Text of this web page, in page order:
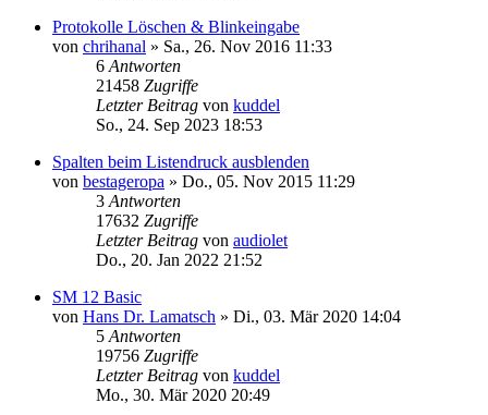
Protokolle Löschen & Blinkeingabe
von chrihanal » Sa., 26. Nov 2016 11:33
6 Antworten
21458 Zugriffe
Letzter Beitrag von kuddel
So., 24. Sep 2023 18:53
Spalten beim Listendruck ausblenden
von bestageropa » Do., 05. Nov 2015 11:29
3 Antworten
17632 Zugriffe
Letzter Beitrag von audiolet
Do., 20. Jan 2022 21:52
SM 12 Basic
von Hans Dr. Lamatsch » Di., 03. Mär 2020 14:04
5 Antworten
19756 Zugriffe
Letzter Beitrag von kuddel
Mo., 30. Mär 2020 20:49